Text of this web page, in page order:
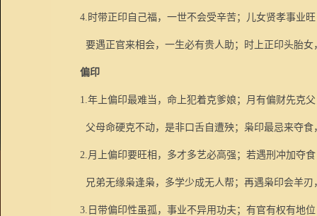
4. 时带正印自己福，一世不会受辛苦；儿女贤孝事业
要遇正官来相会，一生必有贵人助；时上正印头胎
偏印
1.年上偏印最难当，命上犯着克爹娘；月有偏财先克
父母命硬克不动，是非口舌自遭殃；枭印最忌来夺
2.月上偏印要旺相，多才多艺必高强；若遇刑冲加夺
兄弟无缘枭逢枭，多学少成无人帮；再遇枭印会羊
3. 日带偏印性虽孤，事业不异用功夫；有官有权有地